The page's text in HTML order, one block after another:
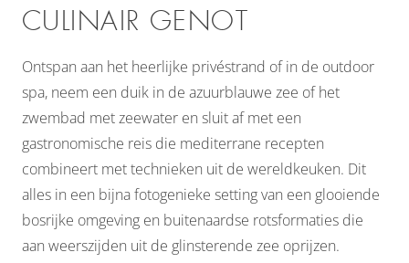
CULINAIR GENOT
Ontspan aan het heerlijke privéstrand of in de outdoor
spa, neem een duik in de azuurblauwe zee of het
zwembad met zeewater en sluit af met een
gastronomische reis die mediterrane recepten
combineert met technieken uit de wereldkeuken. Dit
alles in een bijna fotogenieke setting van een glooiende
bosrijke omgeving en buitenaardse rotsformaties die
aan weerszijden uit de glinsterende zee oprijzen.